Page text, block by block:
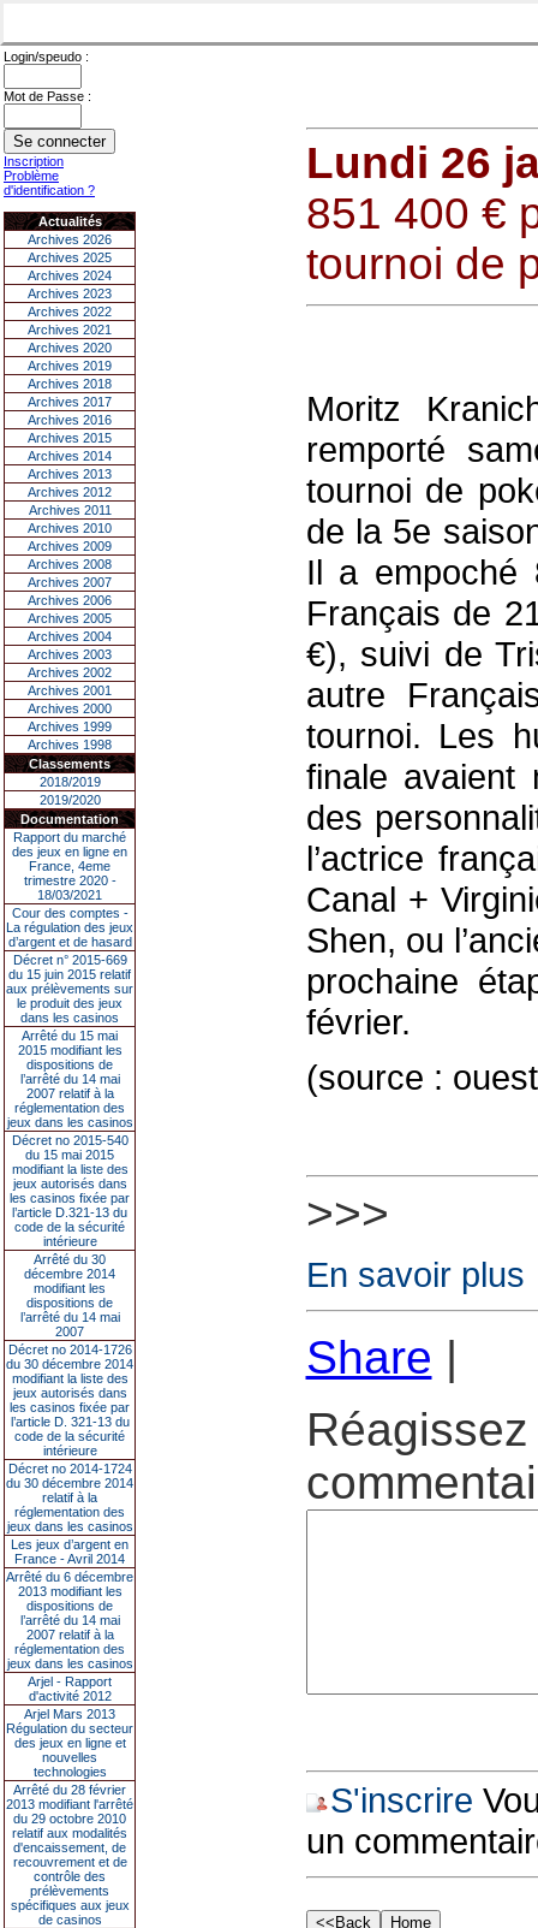
Login/speudo :
Mot de Passe :
Inscription
Problème
d'identification ?
Actualités
Archives 2026
Archives 2025
Archives 2024
Archives 2023
Archives 2022
Archives 2021
Archives 2020
Archives 2019
Archives 2018
Archives 2017
Archives 2016
Archives 2015
Archives 2014
Archives 2013
Archives 2012
Archives 2011
Archives 2010
Archives 2009
Archives 2008
Archives 2007
Archives 2006
Archives 2005
Archives 2004
Archives 2003
Archives 2002
Archives 2001
Archives 2000
Archives 1999
Archives 1998
Classements
2018/2019
2019/2020
Documentation
Rapport du marché
des jeux en ligne en
France, 4eme
trimestre 2020 -
18/03/2021
Cour des comptes -
La régulation des jeux
d’argent et de hasard
Décret n° 2015-669
du 15 juin 2015 relatif
aux prélèvements sur
le produit des jeux
dans les casinos
Arrêté du 15 mai
2015 modifiant les
dispositions de
l’arrêté du 14 mai
2007 relatif à la
réglementation des
jeux dans les casinos
Décret no 2015-540
du 15 mai 2015
modifiant la liste des
jeux autorisés dans
les casinos fixée par
l’article D.321-13 du
code de la sécurité
intérieure
Arrêté du 30
décembre 2014
modifiant les
dispositions de
l’arrêté du 14 mai
2007
Décret no 2014-1726
du 30 décembre 2014
modifiant la liste des
jeux autorisés dans
les casinos fixée par
l’article D. 321-13 du
code de la sécurité
intérieure
Décret no 2014-1724
du 30 décembre 2014
relatif à la
réglementation des
jeux dans les casinos
Les jeux d’argent en
France - Avril 2014
Arrêté du 6 décembre
2013 modifiant les
dispositions de
l’arrêté du 14 mai
2007 relatif à la
réglementation des
jeux dans les casinos
Arjel - Rapport
d'activité 2012
Arjel Mars 2013
Régulation du secteur
des jeux en ligne et
nouvelles
technologies
Arrêté du 28 février
2013 modifiant l'arrêté
du 29 octobre 2010
relatif aux modalités
d'encaissement, de
recouvrement et de
contrôle des
prélèvements
spécifiques aux jeux
de casinos
Lundi 26
851 400 €
tournoi de
Moritz
remporté
tournoi de
de la 5e
Il a empoché
Français de
€), suivi de
autre
tournoi. Les
finale
des
l’actrice
Canal +
Shen, ou
prochaine
février.
(source :
>>>
En savoir plus
Share |
S'inscrire
un